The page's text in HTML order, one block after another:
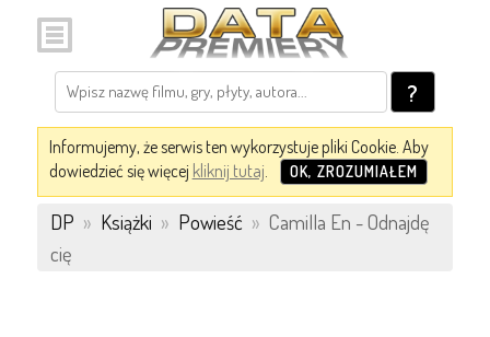
?
Informujemy, że serwis ten wykorzystuje pliki Cookie. Aby
dowiedzieć się więcej kliknij tutaj. OK, ZROZUMIAŁEM
DP » Książki » Powieść » Camilla En - Odnajdę
cię